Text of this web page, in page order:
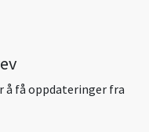
å få oppdateringer fra